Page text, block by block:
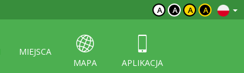
A A A A
MIEJSCA
MAPA
APLIKACJA